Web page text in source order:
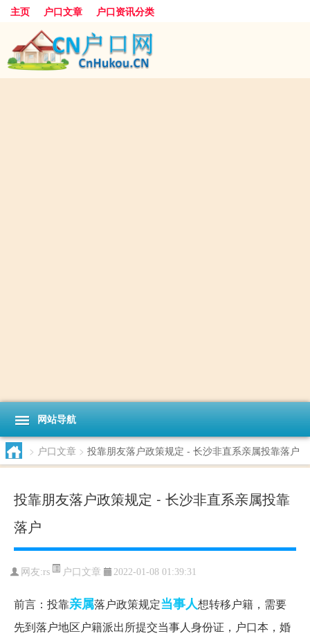
主页 户口文章 户口资讯分类
网站导航
> 户口文章 > 投靠朋友落户政策规定 - 长沙非直系亲属投靠落户
投靠朋友落户政策规定 - 长沙非直系亲属投靠
落户
网友:rs 户口文章 2022-01-08 01:39:31
前言：投靠亲属落户政策规定当事人想转移户籍，需要
先到落户地区户籍派出所提交当事人身份证，户口本，婚